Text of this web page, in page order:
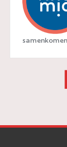
Restaurant
Restaurant
van Málaga